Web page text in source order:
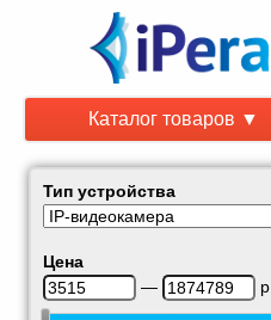
Каталог товаров ▼
Тип устройства
Цена
—
р.